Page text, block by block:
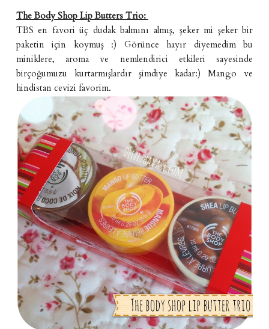
The Body Shop Lip Butters Trio:
TBS en favori üç dudak balmını almış, şeker mi şeker bir
paketin için koymuş :) Görünce hayır diyemedim bu
miniklere, aroma ve nemlendirici etkileri sayesinde
birçoğumuzu kurtarmışlardır şimdiye kadar:) Mango ve
hindistan cevizi favorim.